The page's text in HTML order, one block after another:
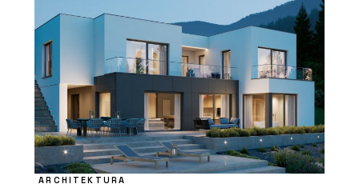
ARCHITEKTURA